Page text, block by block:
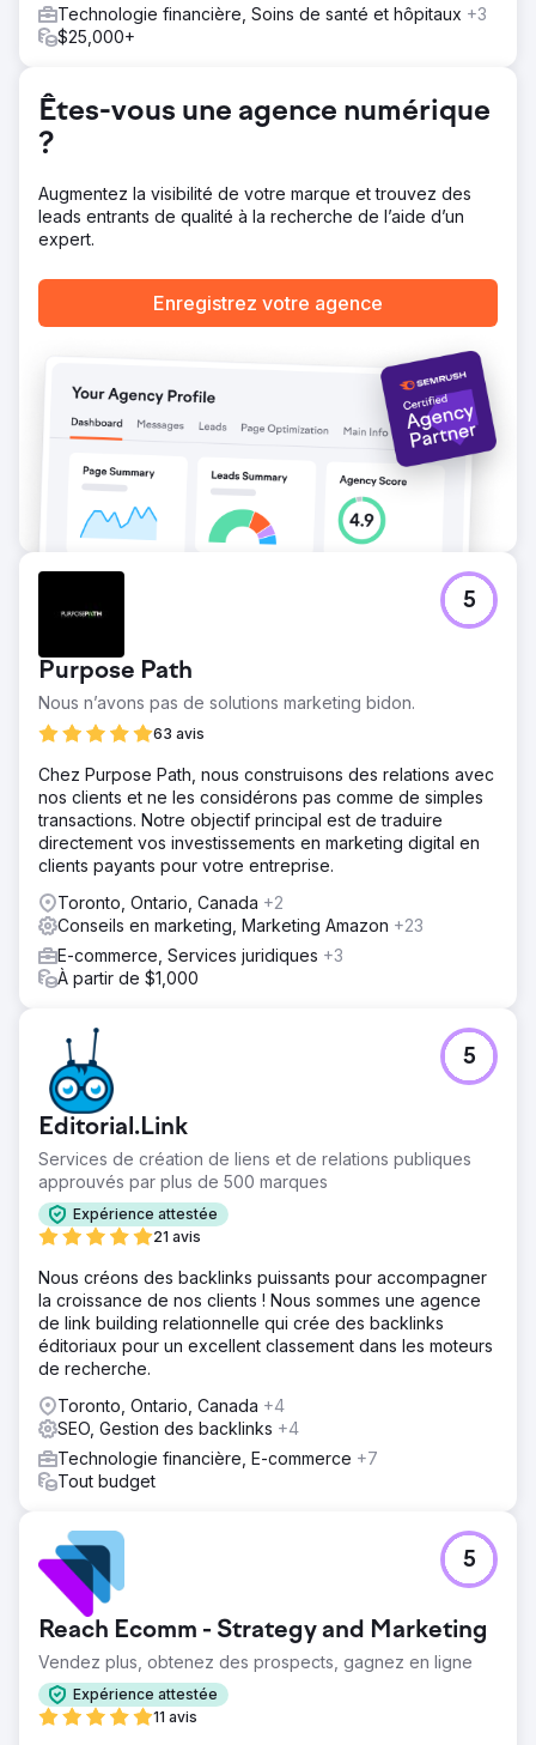
Technologie financière, Soins de santé et hôpitaux +3
$25,000+
Êtes-vous une agence numérique
?
Augmentez la visibilité de votre marque et trouvez des
leads entrants de qualité à la recherche de l’aide d’un
expert.
Enregistrez votre agence
Purpose Path
Nous n’avons pas de solutions marketing bidon.
63 avis
5
Chez Purpose Path, nous construisons des relations avec
nos clients et ne les considérons pas comme de simples
transactions. Notre objectif principal est de traduire
directement vos investissements en marketing digital en
clients payants pour votre entreprise.
Toronto, Ontario, Canada +2
Conseils en marketing, Marketing Amazon +23
E-commerce, Services juridiques +3
À partir de $1,000
Editorial.Link
Services de création de liens et de relations publiques
approuvés par plus de 500 marques
Expérience attestée
21 avis
5
Nous créons des backlinks puissants pour accompagner
la croissance de nos clients ! Nous sommes une agence
de link building relationnelle qui crée des backlinks
éditoriaux pour un excellent classement dans les moteurs
de recherche.
Toronto, Ontario, Canada +4
SEO, Gestion des backlinks +4
Technologie financière, E-commerce +7
Tout budget
Reach Ecomm - Strategy and Marketing
Vendez plus, obtenez des prospects, gagnez en ligne
Expérience attestée
11 avis
5